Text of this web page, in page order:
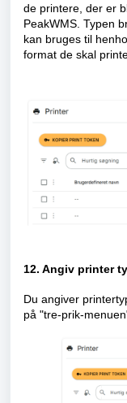
de printere, der er
PeakWMS. Typen
kan bruges til
format de skal
12. Angiv printer
Du angiver
på "tre-prik-